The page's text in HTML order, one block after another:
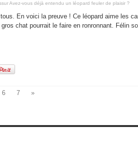
sur Avez-vous déjà entendu un léopard feuler de plaisir ?
En voici la preuve ! Ce léopard aime les
chat pourrait le faire en ronronnant. Félin
6 7 »